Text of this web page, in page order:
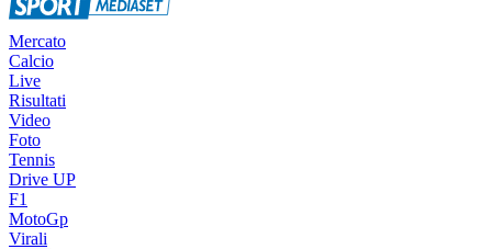
Mercato
Calcio
Live
Risultati
Video
Foto
Tennis
Drive UP
F1
MotoGp
Virali